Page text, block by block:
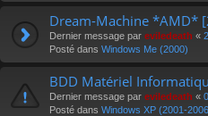
Dream-Machine *AMD*
Dernier message par eviledeath «
Posté dans Windows Me (2000)
BDD Matériel
Dernier message par eviledeath «
Posté dans Windows XP (2001-